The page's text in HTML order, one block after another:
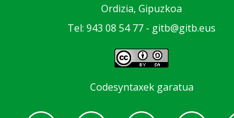
Ordizia, Gipuzkoa
Tel: 943 08 54 77 - gitb@gitb.eus
Codesyntaxek garatua